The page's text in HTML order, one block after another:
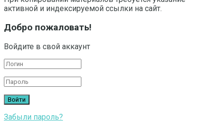
активной и индексируемой ссылки на сайт.
Добро пожаловать!
Войдите в свой аккаунт
Забыли пароль?